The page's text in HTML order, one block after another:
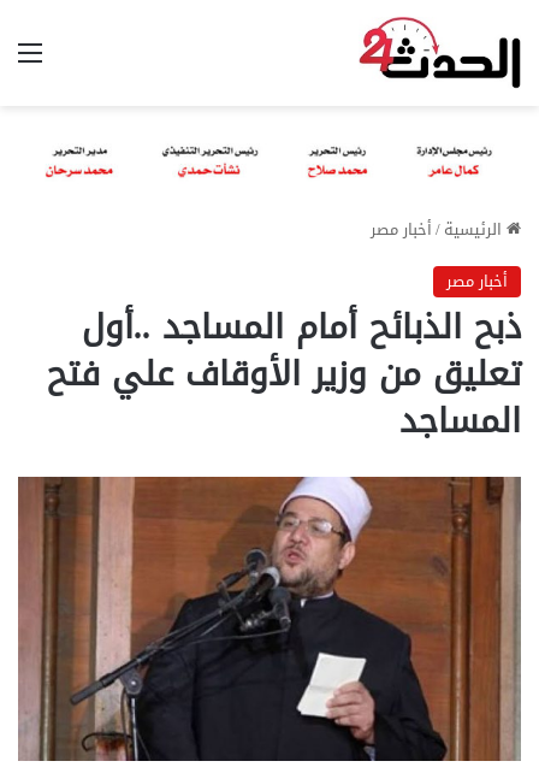
الرئيسية/أخبار مصر
أخبار مصر
ذبح الذبائح أمام المساجد ..أول
تعليق من وزير الأوقاف علي فتح
المساجد